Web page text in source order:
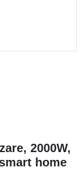
2000W,
home